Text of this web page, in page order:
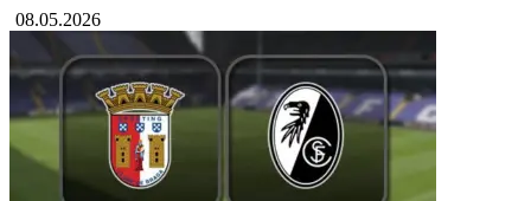
08.05.2026